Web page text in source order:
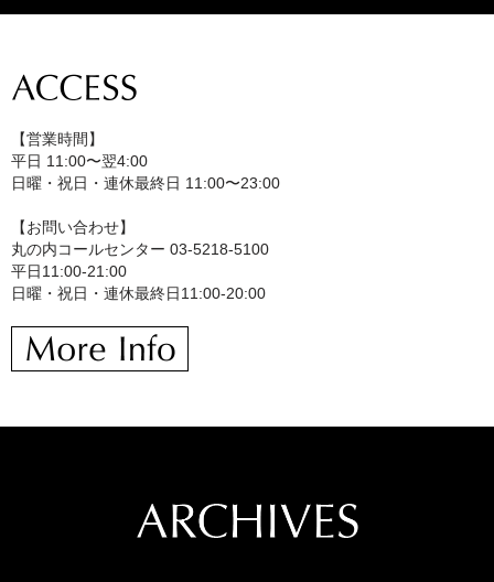
【営業時間】
平日 11:00〜翌4:00
日曜・祝日・連休最終日 11:00〜23:00
【お問い合わせ】
丸の内コールセンター 03-5218-5100
平日11:00-21:00
日曜・祝日・連休最終日11:00-20:00